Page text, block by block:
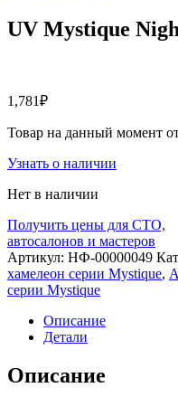
UV Mystique
1,781₽
Товар на данный момент
Узнать о наличии
Нет в наличии
Получить цены для СТО,
автосалонов и мастеров
Артикул: НФ-00000049
хамелеон серии Mystique,
серии Mystique
Описание
Детали
Описание